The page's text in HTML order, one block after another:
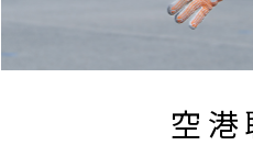
空港